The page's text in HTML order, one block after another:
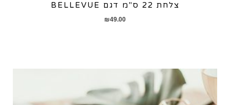
צלחת 22 ס"מ דגם BELLEVUE
₪49.00